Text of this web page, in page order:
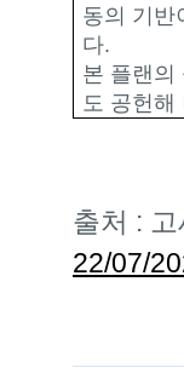
동의 기반
다.
본 플랜
도 공헌해
출처 :
22/07/